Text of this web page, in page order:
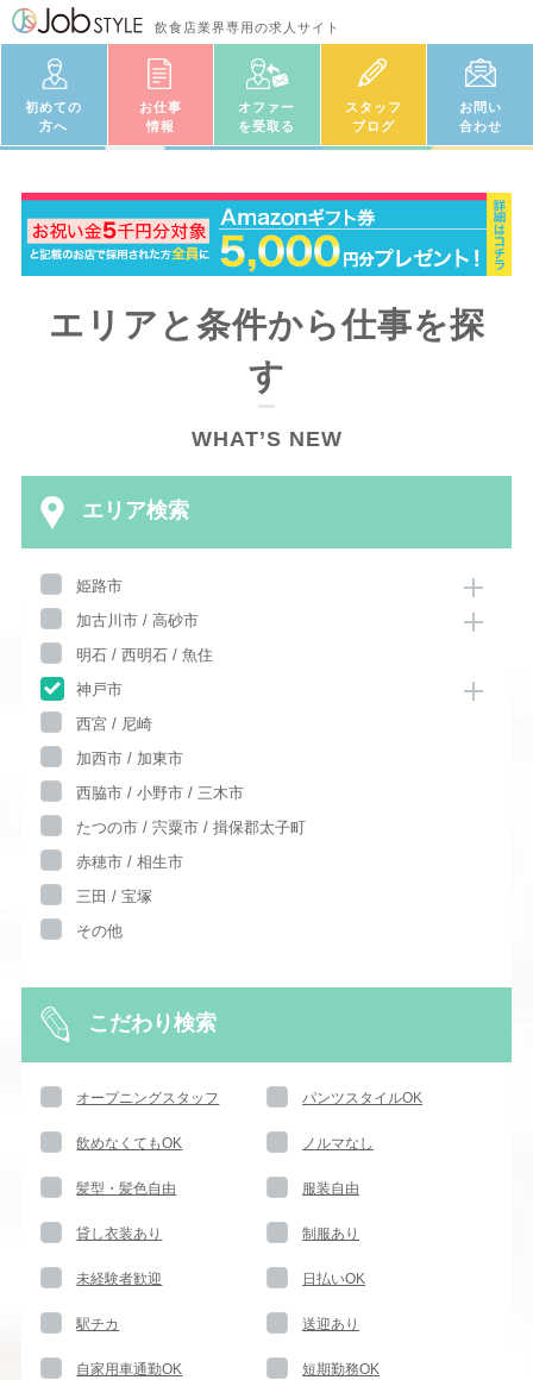
飲食店業界専用の求人サイト
初めての
方へ
お仕事
情報
オファー
を受取る
スタッフ
ブログ
お問い
合わせ
エリアと条件から仕事を探
す
WHAT’S NEW
エリア検索
姫路市
加古川市 / 高砂市
明石 / 西明石 / 魚住
神戸市
西宮 / 尼崎
加西市 / 加東市
西脇市 / 小野市 / 三木市
たつの市 / 宍粟市 / 揖保郡太子町
赤穂市 / 相生市
三田 / 宝塚
その他
こだわり検索
オープニングスタッフ パンツスタイルOK
飲めなくてもOK ノルマなし
髪型・髪色自由 服装自由
貸し衣装あり 制服あり
未経験者歓迎 日払いOK
駅チカ 送迎あり
自家用車通勤OK 短期勤務OK